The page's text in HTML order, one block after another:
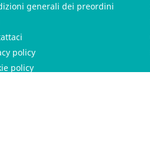
generali dei preordini
policy
policy